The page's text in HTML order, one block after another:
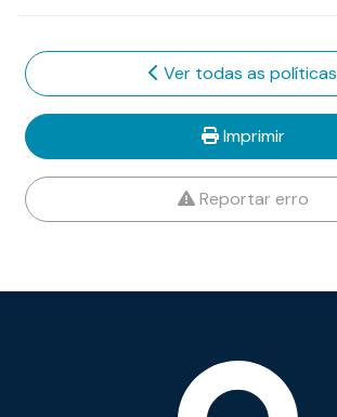
Ver todas as políticas
Imprimir
Reportar erro